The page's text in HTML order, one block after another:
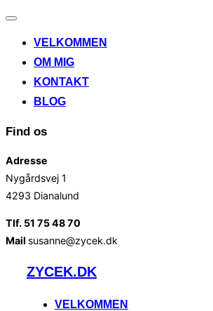
Slå
til/fraVELKOMMEN
OM MIG
KONTAKT
BLOG
Find os
Adresse
Nygårdsvej 1
4293 Dianalund
Tlf. 51 75 48 70
Mail susanne@zycek.dk
VidereZYCEK.DK
VELKOMMEN